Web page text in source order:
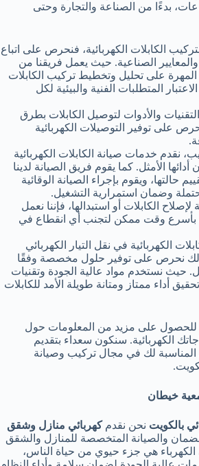
بدءًا من الصناعة والتجارة وحتى
الكابلات الكهربائية، فنحرص على اتباع
الصناعية. حيث يعمل فريقنا من
المهرة على تحليل وتخطيط تركيب الكابلات
المتطلبات الفنية والبيئية لكل
والأدوات لتوصيل الكابلات بطرق
على توفير التوصيلات الكهربائية
نقدم خدمات صيانة الكابلات الكهربائية
الأمثل. كما يقوم فريق الصيانة لدينا
حالتها، ويقوم بإجراء الصيانة الوقائية
وضمان استمرارية التشغيل.
الكابلات أو استبدالها، فإننا نعمل
بأسرع وقت ممكن لتجنب أي انقطاع في
الكهربائية في نقل التيار الكهربائي
نحرص على توفير حلول مخصصة وفقًا
حيث نستخدم مواد عالية الجودة وتقنيات
أداء ممتاز ومتانة طويلة الأمد للكابلات
للحصول على مزيد من المعلومات حول
الكهربائية. سنكون سعداء بتقديم
المناسبة لك في مجال تركيب وصيانة
خيطان
بالكويت نحن نقدمكهربائي منازل وشقق
والصيانة المتخصصة للمنازل والشقق
الكهرباء هي جزء حيوي من حياة الناس،